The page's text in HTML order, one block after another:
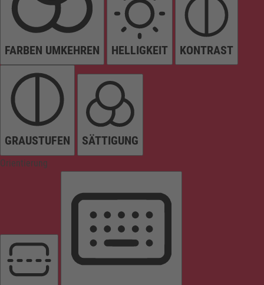
FARBEN UMKEHREN HELLIGKEIT KONTRAST
GRAUSTUFEN SÄTTIGUNG
Orientierung